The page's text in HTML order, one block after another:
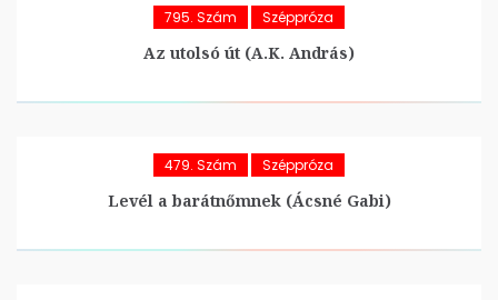
795. Szám Széppróza
Az utolsó út (A.K. András)
479. Szám Széppróza
Levél a barátnőmnek (Ácsné Gabi)